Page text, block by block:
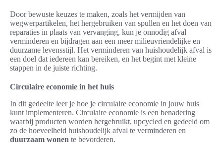
Door bewuste keuzes te maken, zoals het vermijden van
wegwerpartikelen, het hergebruiken van spullen en het doen van
reparaties in plaats van vervanging, kun je onnodig afval
verminderen en bijdragen aan een meer milieuvriendelijke en
duurzame levensstijl. Het verminderen van huishoudelijk afval is
een doel dat iedereen kan bereiken, en het begint met kleine
stappen in de juiste richting.
Circulaire economie in het huis
In dit gedeelte leer je hoe je circulaire economie in jouw huis
kunt implementeren. Circulaire economie is een benadering
waarbij producten worden hergebruikt, upcycled en gedeeld om
zo de hoeveelheid huishoudelijk afval te verminderen en
duurzaam wonen te bevorderen.